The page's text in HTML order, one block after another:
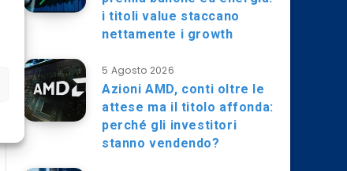
i titoli value staccano
nettamente i growth
5 Agosto 2026
Azioni AMD, conti oltre le
attese ma il titolo affonda:
perché gli investitori
stanno vendendo?